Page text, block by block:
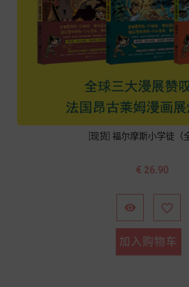
[现货] 福尔摩斯小学徒（
价
€ 26.90
 
加入购物车